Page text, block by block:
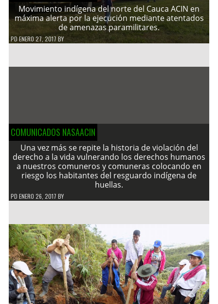
Movimiento indígena del norte del Cauca ACIN en
máxima alerta por la ejecución mediante atentados
de amenazas paramilitares.
PDENERO 27, 2017 BY
COMUNICADOS NASAACIN
Una vez más se repite la historia de violación del
derecho a la vida vulnerando los derechos humanos
a nuestros comuneros y comuneras colocando en
riesgo los habitantes del resguardo indígena de
huellas.
PD ENERO 26, 2017 BY